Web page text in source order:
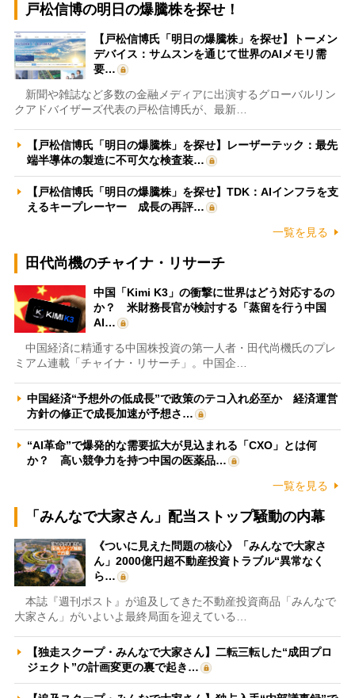
戸松信博の明日の爆騰株を探せ！
【戸松信博氏「明日の爆騰株」を探せ】トーメン
デバイス：サムスンを通じて世界のAIメモリ需
要…
新聞や雑誌など多数の金融メディアに出演するグローバルリン
クアドバイザーズ代表の戸松信博氏が、最新…
【戸松信博氏「明日の爆騰株」を探せ】レーザーテック：最先
端半導体の製造に不可欠な検査装…
【戸松信博氏「明日の爆騰株」を探せ】TDK：AIインフラを支
えるキープレーヤー 成長の再評…
一覧を見る
田代尚機のチャイナ・リサーチ
中国「Kimi K3」の衝撃に世界はどう対応するの
か？ 米財務長官が検討する「蒸留を行う中国
AI…
中国経済に精通する中国株投資の第一人者・田代尚機氏のプレ
ミアム連載「チャイナ・リサーチ」。中国企…
中国経済“予想外の低成長”で政策のテコ入れ必至か 経済運営
方針の修正で成長加速が予想さ…
“AI革命”で爆発的な需要拡大が見込まれる「CXO」とは何
か？ 高い競争力を持つ中国の医薬品…
一覧を見る
「みんなで大家さん」配当ストップ騒動の内幕
《ついに見えた問題の核心》「みんなで大家さ
ん」2000億円超不動産投資トラブル“異常なく
ら…
本誌『週刊ポスト』が追及してきた不動産投資商品「みんなで
大家さん」がいよいよ最終局面を迎えている…
【独走スクープ・みんなで大家さん】二転三転した“成田プロ
ジェクト”の計画変更の裏で起き…